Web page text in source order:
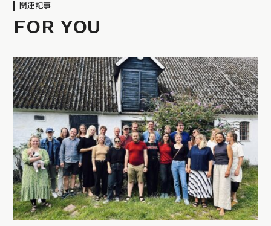
関連記事
FOR YOU